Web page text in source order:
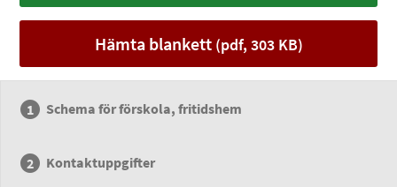
Hämta blankett(pdf, 303 KB)
Schema för förskola, fritidshem
Kontaktuppgifter